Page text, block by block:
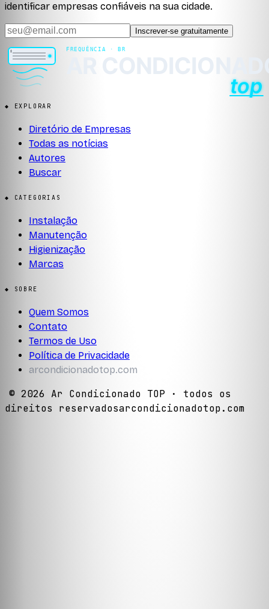
identificar empresas confiáveis na sua cidade.
Inscrever-se gratuitamente
◆ EXPLORAR
Diretório de Empresas
Todas as notícias
Autores
Buscar
◆ CATEGORIAS
Instalação
Manutenção
Higienização
Marcas
◆ SOBRE
Quem Somos
Contato
Termos de Uso
Política de Privacidade
arcondicionadotop.com
© 2026 Ar Condicionado TOP · todos os
direitos reservadosarcondicionadotop.com